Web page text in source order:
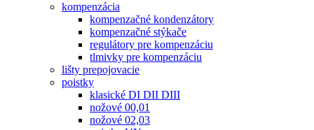
kompenzácia
kompenzačné kondenzátory
kompenzačné stýkače
regulátory pre kompenzáciu
tlmivky pre kompenzáciu
lišty prepojovacie
poistky
klasické DI DII DIII
nožové 00,01
nožové 02,03